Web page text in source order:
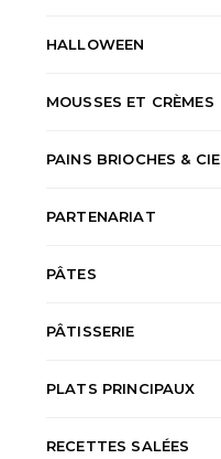
HALLOWEEN
MOUSSES ET CRÈMES
PAINS BRIOCHES & CIE
PARTENARIAT
PÂTES
PÂTISSERIE
PLATS PRINCIPAUX
RECETTES SALÉES